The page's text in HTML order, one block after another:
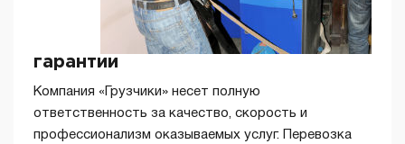
гарантии
Компания «Грузчики» несет полную
ответственность за качество, скорость и
профессионализм оказываемых услуг. Перевозка